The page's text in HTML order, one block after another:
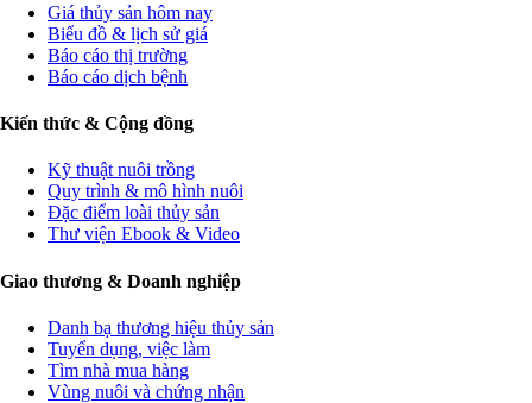
Giá thủy sản hôm nay
Biểu đồ & lịch sử giá
Báo cáo thị trường
Báo cáo dịch bệnh
Kiến thức & Cộng đồng
Kỹ thuật nuôi trồng
Quy trình & mô hình nuôi
Đặc điểm loài thủy sản
Thư viện Ebook & Video
Giao thương & Doanh nghiệp
Danh bạ thương hiệu thủy sản
Tuyển dụng, việc làm
Tìm nhà mua hàng
Vùng nuôi và chứng nhận